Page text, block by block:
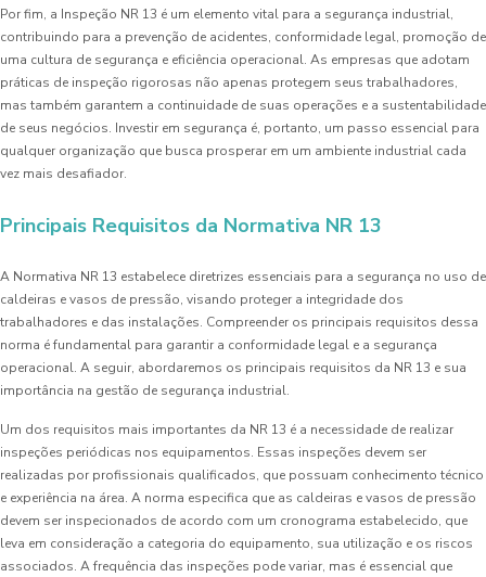
Por fim, a Inspeção NR 13 é um elemento vital para a segurança industrial,
contribuindo para a prevenção de acidentes, conformidade legal, promoção de
uma cultura de segurança e eficiência operacional. As empresas que adotam
práticas de inspeção rigorosas não apenas protegem seus trabalhadores,
mas também garantem a continuidade de suas operações e a sustentabilidade
de seus negócios. Investir em segurança é, portanto, um passo essencial para
qualquer organização que busca prosperar em um ambiente industrial cada
vez mais desafiador.
Principais Requisitos da Normativa NR 13
A Normativa NR 13 estabelece diretrizes essenciais para a segurança no uso de
caldeiras e vasos de pressão, visando proteger a integridade dos
trabalhadores e das instalações. Compreender os principais requisitos dessa
norma é fundamental para garantir a conformidade legal e a segurança
operacional. A seguir, abordaremos os principais requisitos da NR 13 e sua
importância na gestão de segurança industrial.
Um dos requisitos mais importantes da NR 13 é a necessidade de realizar
inspeções periódicas nos equipamentos. Essas inspeções devem ser
realizadas por profissionais qualificados, que possuam conhecimento técnico
e experiência na área. A norma especifica que as caldeiras e vasos de pressão
devem ser inspecionados de acordo com um cronograma estabelecido, que
leva em consideração a categoria do equipamento, sua utilização e os riscos
associados. A frequência das inspeções pode variar, mas é essencial que